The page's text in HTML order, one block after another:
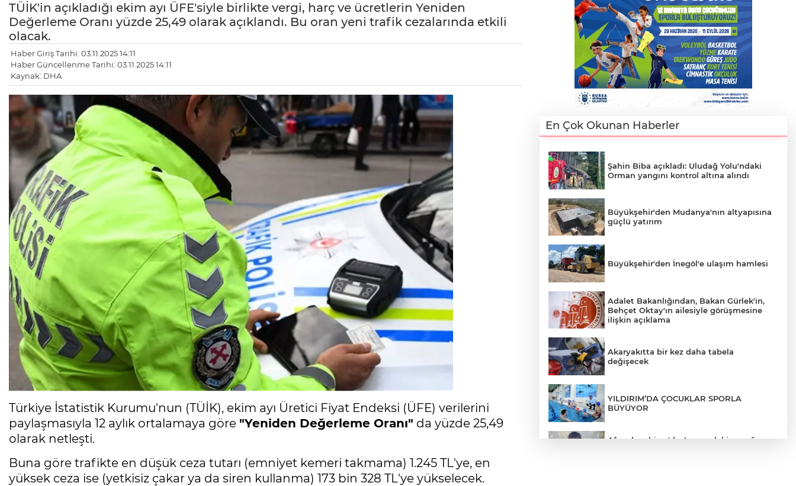
TÜİK'in açıkladığı ekim ayı ÜFE'siyle birlikte vergi, harç ve ücretlerin Yeniden
Değerleme Oranı yüzde 25,49 olarak açıklandı. Bu oran yeni trafik cezalarında etkili
olacak.
Haber Giriş Tarihi: 03.11.2025 14:11
Haber Güncellenme Tarihi: 03.11.2025 14:11
Kaynak: DHA
Türkiye İstatistik Kurumu'nun (TÜİK), ekim ayı Üretici Fiyat Endeksi (ÜFE) verilerini
paylaşmasıyla 12 aylık ortalamaya göre "Yeniden Değerleme Oranı" da yüzde 25,49
olarak netleşti.
Buna göre trafikte en düşük ceza tutarı (emniyet kemeri takmama) 1.245 TL'ye, en
yüksek ceza ise (yetkisiz çakar ya da siren kullanma) 173 bin 328 TL'ye yükselecek.
En Çok Okunan Haberler
Şahin Biba açıkladı: Uludağ Yolu'ndaki
Orman yangını kontrol altına alındı
Büyükşehir'den Mudanya'nın altyapısına
güçlü yatırım
Büyükşehir'den İnegöl'e ulaşım hamlesi
Adalet Bakanlığından, Bakan Gürlek'in,
Behçet Oktay'ın ailesiyle görüşmesine
ilişkin açıklama
Akaryakıtta bir kez daha tabela
değişecek
YILDIRIM’DA ÇOCUKLAR SPORLA
BÜYÜYOR
Afyonkarahisar'da 4 yaşındaki çocuğun